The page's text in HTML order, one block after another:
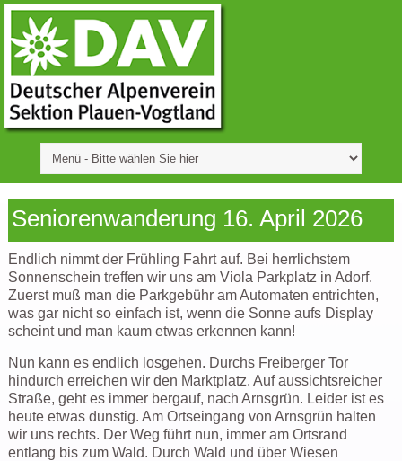
Seniorenwanderung 16. April 2026
Endlich nimmt der Frühling Fahrt auf. Bei herrlichstem
Sonnenschein treffen wir uns am Viola Parkplatz in Adorf.
Zuerst muß man die Parkgebühr am Automaten entrichten,
was gar nicht so einfach ist, wenn die Sonne aufs Display
scheint und man kaum etwas erkennen kann!
Nun kann es endlich losgehen. Durchs Freiberger Tor
hindurch erreichen wir den Marktplatz. Auf aussichtsreicher
Straße, geht es immer bergauf, nach Arnsgrün. Leider ist es
heute etwas dunstig. Am Ortseingang von Arnsgrün halten
wir uns rechts. Der Weg führt nun, immer am Ortsrand
entlang bis zum Wald. Durch Wald und über Wiesen